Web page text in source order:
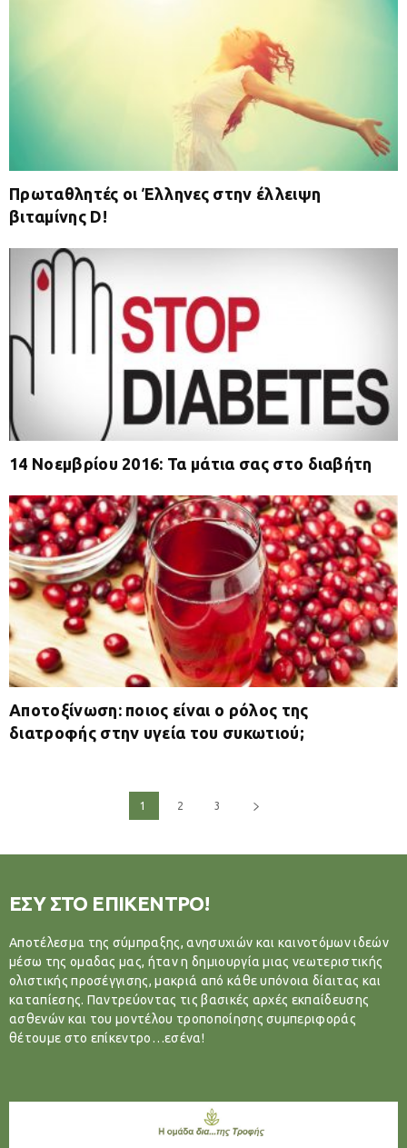
Πρωταθλητές οι Έλληνες στην έλλειψη
βιταμίνης D!
14 Νοεμβρίου 2016: Τα μάτια σας στο διαβήτη
Αποτοξίνωση: ποιος είναι ο ρόλος της
διατροφής στην υγεία του συκωτιού;
1 2 3
ΕΣΥ ΣΤΟ ΕΠΙΚΕΝΤΡΟ!
Αποτέλεσμα της σύμπραξης, ανησυχιών και καινοτόμων ιδεών
μέσω της ομαδας μας, ήταν η δημιουργία μιας νεωτεριστικής
ολιστικής προσέγγισης, μακριά από κάθε υπόνοια δίαιτας και
καταπίεσης. Παντρεύοντας τις βασικές αρχές εκπαίδευσης
ασθενών και του μοντέλου τροποποίησης συμπεριφοράς
θέτουμε στο επίκεντρο…εσένα!